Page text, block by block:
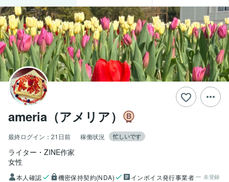
ameria（アメリア）
最終ログイン： 21日前 稼働状況 忙しいです
ライター・ZINE作家
女性
本人確認 機密保持契約(NDA) インボイス発行事業者 未登録